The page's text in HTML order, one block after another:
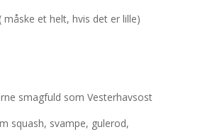
et helt, hvis det er lille)
smagfuld som Vesterhavsost
squash, svampe, gulerod,